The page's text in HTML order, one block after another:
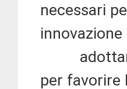
necessari
adottare
per favorire